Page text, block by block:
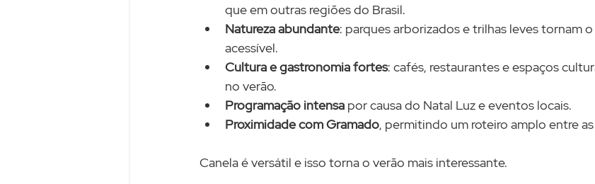
que em outras regiões do Brasil.
Natureza abundante: parques arborizados e trilhas leves tornam
acessível.
Cultura e gastronomia fortes: cafés, restaurantes e espaços
no verão.
Programação intensa por causa do Natal Luz e eventos locais.
Proximidade com Gramado, permitindo um roteiro amplo entre
Canela é versátil e isso torna o verão mais interessante.